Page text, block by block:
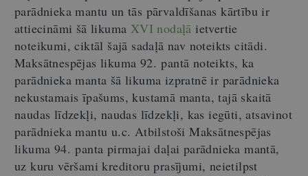
parādnieka mantu un tās pārvaldīšanas kārtību ir
attiecināmi šā likuma XVI nodaļā ietvertie
noteikumi, ciktāl šajā sadaļā nav noteikts citādi.
Maksātnespējas likuma 92. pantā noteikts, ka
parādnieka manta šā likuma izpratnē ir parādnieka
nekustamais īpašums, kustamā manta, tajā skaitā
naudas līdzekļi, naudas līdzekļi, kas iegūti, atsavinot
parādnieka mantu u.c. Atbilstoši Maksātnespējas
likuma 94. panta pirmajai daļai parādnieka mantā,
uz kuru vēršami kreditoru prasījumi, neietilpst